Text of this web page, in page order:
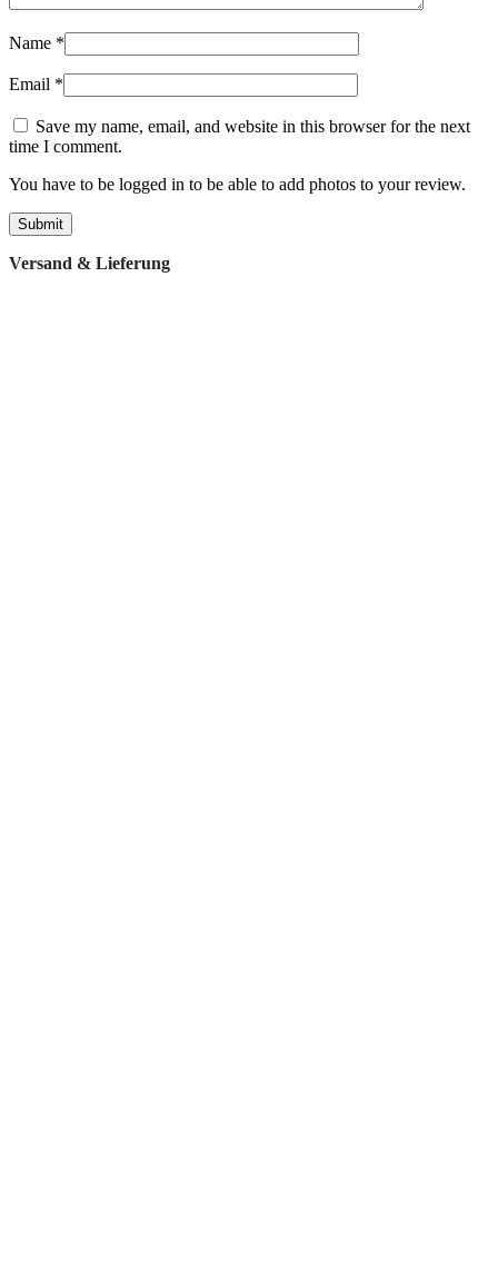
Name *
Email *
Save my name, email, and website in this browser for the next
time I comment.
You have to be logged in to be able to add photos to your review.
Versand & Lieferung